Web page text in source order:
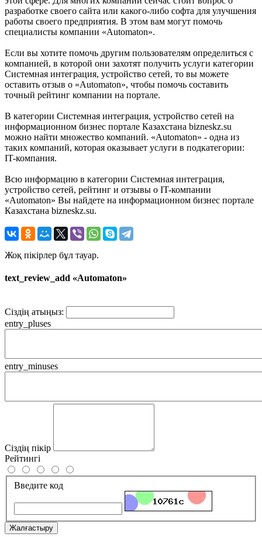
разработке своего сайта или какого-либо софта для улучшения
работы своего предприятия. В этом вам могут помочь
специалисты компании «Automaton».
Если вы хотите помочь другим пользователям определиться с
компанией, в которой они захотят получить услуги категории
Системная интеграция, устройство сетей, то вы можете
оставить отзыв о «Automaton», чтобы помочь составить
точный рейтинг компании на портале.
В категории Системная интеграция, устройство сетей на
информационном бизнес портале Казахстана bizneskz.su
можно найти множество компаний. «Automaton» - одна из
таких компаний, которая оказывает услуги в подкатегории:
IT-компания.
Всю информацию в категории Системная интеграция,
устройство сетей, рейтинг и отзывы о IT-компании
«Automaton» Вы найдете на информационном бизнес портале
Казахстана bizneskz.su.
Жоқ пікірлер бұл тауар.
text_review_add «Automaton»
Сіздің атыңыз:
entry_pluses
entry_minuses
Сіздің пікір
Рейтингі
Введите код
Жалғастыру